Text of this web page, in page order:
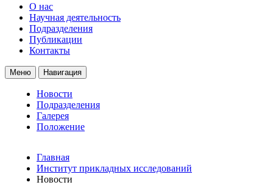
О нас
Научная деятельность
Подразделения
Публикации
Контакты
Меню Навигация
Новости
Подразделения
Галерея
Положение
Главная
Институт прикладных исследований
Новости